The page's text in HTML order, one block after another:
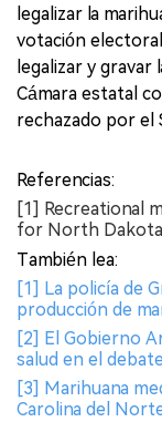
legalizar la
votación
legalizar y gravar
Cámara estatal
rechazado por el
Referencias:
[1] Recreational
for North
También lea:
[1] La policía de
producción de
[2] El Gobierno
salud en el
[3] Marihuana
Carolina del